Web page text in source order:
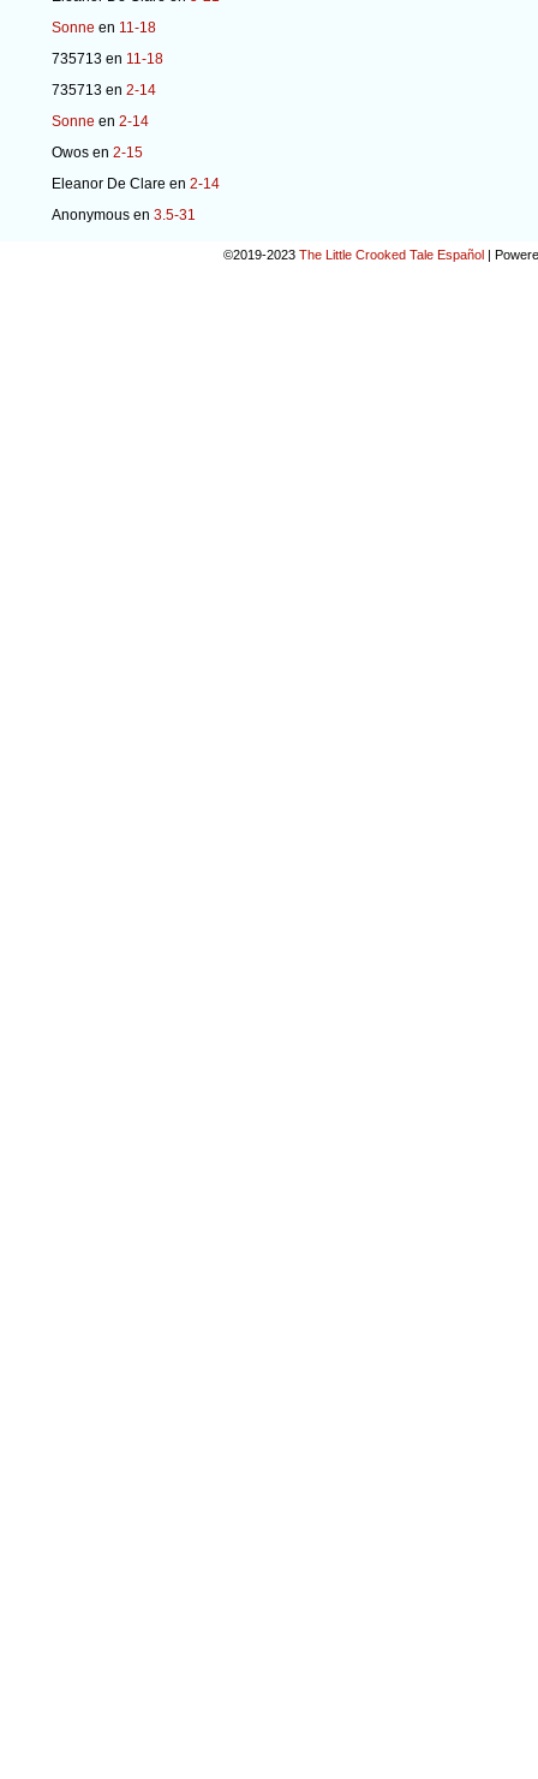
Sonne en 11-18
735713 en 11-18
735713 en 2-14
Sonne en 2-14
Owos en 2-15
Eleanor De Clare en 2-14
Anonymous en 3.5-31
©2019-2023 The Little Crooked Tale Español |